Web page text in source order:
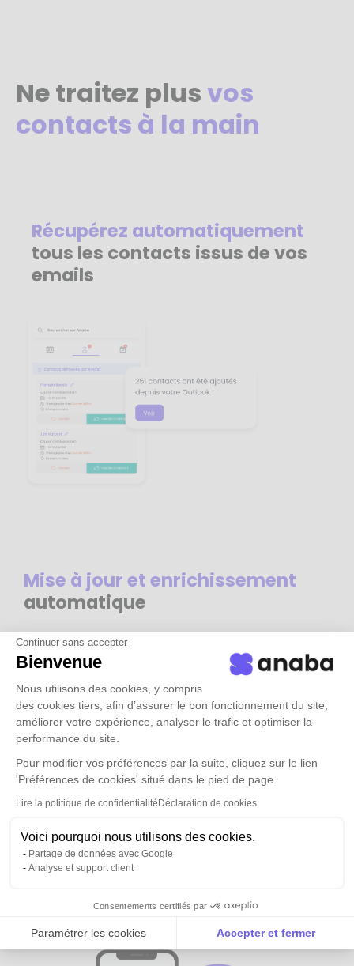
Continuer sans accepter
Bienvenue
Nous utilisons des cookies, y compris
des cookies tiers, afin d’assurer le bon fonctionnement du site,
améliorer votre expérience, analyser le trafic et optimiser la
performance du site.
Pour modifier vos préférences par la suite, cliquez sur le lien
'Préférences de cookies' situé dans le pied de page.
Lire la politique de confidentialitéDéclaration de cookies
Voici pourquoi nous utilisons des cookies.
Partage de données avec Google
Analyse et support client
Consentements certifiés par
Paramétrer les cookies Accepter et fermer
Axeptio consent
Plateforme de Gestion du Consentement :
Ne traitez plusvos
contacts à la main
Récupérez automatiquement
tous les contacts issus de vos
emails
Mise à jour et enrichissement
automatique
Tous vos contacts et ceux de vos
équipesdisponibles partout